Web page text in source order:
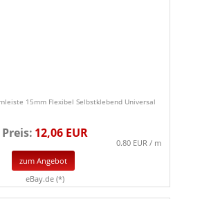
15mm Flexibel Selbstklebend Universal
Preis: 12,06 EUR
0.80 EUR / m
zum Angebot
eBay.de (*)